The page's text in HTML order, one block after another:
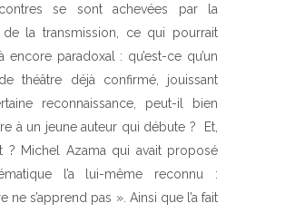
se sont achevées par la
de la transmission, ce qui pourrait
encore paradoxal : qu’est-ce qu’un
théâtre déjà confirmé, jouissant
reconnaissance, peut-il bien
à un jeune auteur qui débute ? Et,
? Michel Azama qui avait proposé
l’a lui-même reconnu :
ne s’apprend pas ». Ainsi que l’a fait